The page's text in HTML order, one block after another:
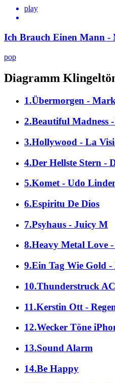
play
Ich Brauch Einen Mann -
pop
Diagramm
1.Übermorgen -
2.Beautiful Madness
3.Hollywood - La
4.Der Hellste Stern -
5.Komet - Udo
6.Espiritu De Dios
7.Psyhaus - Juicy M
8.Heavy Metal Love
9.Ein Tag Wie Gold
10.Thunderstruck
11.Kerstin Ott -
12.Wecker Töne
13.Sound Alarm
14.Be Happy